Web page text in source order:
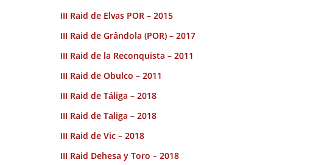
III Raid de Elvas POR – 2015
III Raid de Grândola (POR) – 2017
III Raid de la Reconquista – 2011
III Raid de Obulco – 2011
III Raid de Táliga – 2018
III Raid de Taliga – 2018
III Raid de Vic – 2018
III Raid Dehesa y Toro – 2018